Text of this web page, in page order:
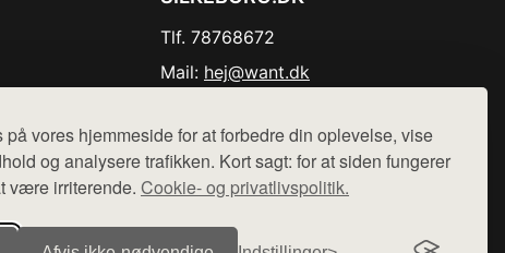
vores hjemmeside for at forbedre din oplevelse, vise
og analysere trafikken. Kort sagt: for at siden fungerer
være irriterende. Cookie- og privatlivspolitik.
Tlf. 78768672
Mail: hej@want.dk
sælges ikke varer fra denne side - vi henviser til de shops,